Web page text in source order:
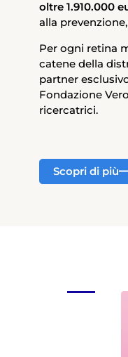
oltre 1.910.000
alla
Per ogni retina
catene della
partner
Fondazione
ricercatrici.
Scopri di più